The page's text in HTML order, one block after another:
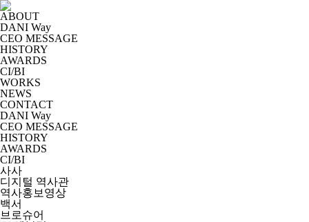
ABOUT
DANI Way
CEO MESSAGE
HISTORY
AWARDS
CI/BI
WORKS
NEWS
CONTACT
DANI Way
CEO MESSAGE
HISTORY
AWARDS
CI/BI
사사
디지털 역사관
역사홍보영상
백서
브로슈어